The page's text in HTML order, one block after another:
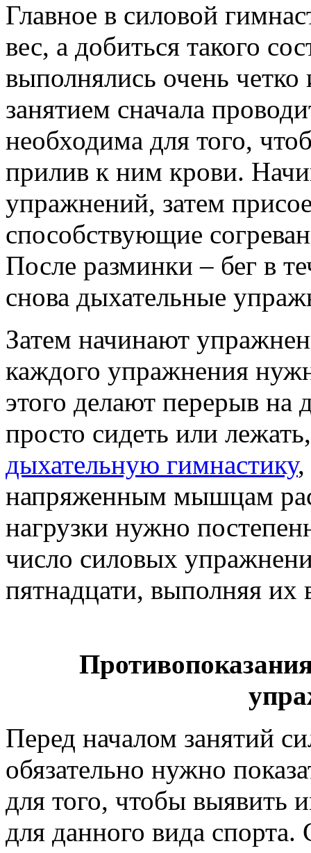
Главное в силовой
вес, а добиться такого
выполнялись очень
занятием сначала
необходима для того,
прилив к ним крови.
упражнений, затем
способствующие
После разминки – бег в
снова дыхательные
Затем начинают
каждого упражнения
этого делают перерыв
просто сидеть или
дыхательную гимнастику,
напряженным мышцам
нагрузки нужно
число силовых
пятнадцати, выполняя их
Перед началом занятий
обязательно нужно
для того, чтобы выявить
для данного вида